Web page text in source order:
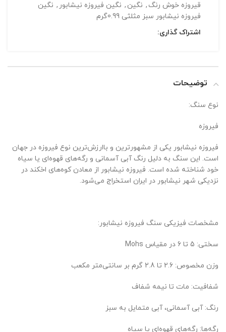
قیروزه خوش رنگ , نگین , نگین فیروزه نیشابور , نگین
فیروزه نیشابور سبز مثلثی 0.99گرم
اشتراک گذاری:
توضیحات
نوع سنگ:
فیروزه
فیروزه نیشابور یکی از مشهورترین و باارزش‌ترین نوع فیروزه در جهان
است. این سنگ به دلیل رنگ آبی آسمانی و رگه‌های قهوه‌ای یا سیاه
خود شناخته شده است. فیروزه نیشابور از معادن کوه‌های اخکند در
نزدیکی شهر نیشابور در ایران استخراج می‌شود.
مشخصات فیزیکی سنگ فیروزه نیشابور:
سختی: 5 تا 6 در مقیاس Mohs
وزن مخصوص: 2.6 تا 2.8 گرم بر سانتی‌متر مکعب
شفافیت: مات تا نیمه شفاف
رنگ: آبی آسمانی، آبی متمایل به سبز
رگه‌ها: رگه‌های قهوه‌ای یا سیاه